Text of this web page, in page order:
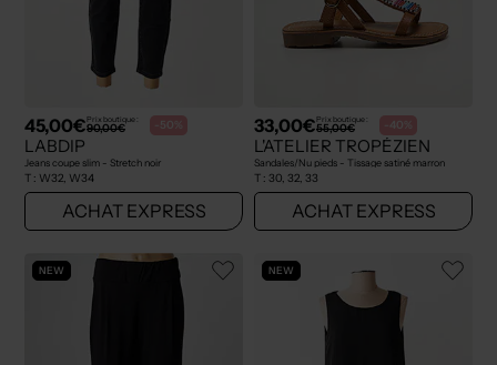
45,00€Prix boutique :
90,00€ -50%
LABDIP
Jeans coupe slim - Stretch noir
T : W32, W34
ACHAT EXPRESS
33,00€Prix boutique :
55,00€ -40%
L'ATELIER TROPÉZIEN
Sandales/Nu pieds - Tissage satiné marron
T : 30, 32, 33
ACHAT EXPRESS
NEW NEW